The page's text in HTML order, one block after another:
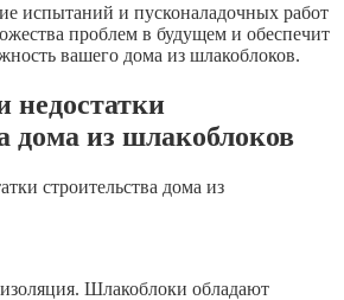
испытаний и пусконаладочных работ
проблем в будущем и обеспечит
вашего дома из шлакоблоков.
недостатки
дома из шлакоблоков
строительства дома из
Шлакоблоки обладают